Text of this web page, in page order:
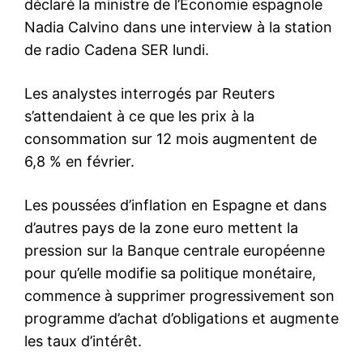
déclaré la ministre de l’Économie espagnole
Nadia Calvino dans une interview à la station
de radio Cadena SER lundi.
Les analystes interrogés par Reuters
s’attendaient à ce que les prix à la
consommation sur 12 mois augmentent de
6,8 % en février.
Les poussées d’inflation en Espagne et dans
d’autres pays de la zone euro mettent la
pression sur la Banque centrale européenne
pour qu’elle modifie sa politique monétaire,
commence à supprimer progressivement son
programme d’achat d’obligations et augmente
les taux d’intérêt.